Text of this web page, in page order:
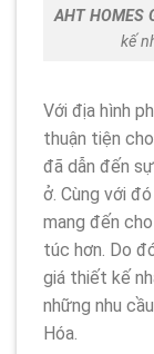
AHT HOMES
kế
Với địa hình
thuận tiện
đã dẫn đến
ở. Cùng với
mang đến
túc hơn. Do
giá thiết kế
những nhu
Hóa.